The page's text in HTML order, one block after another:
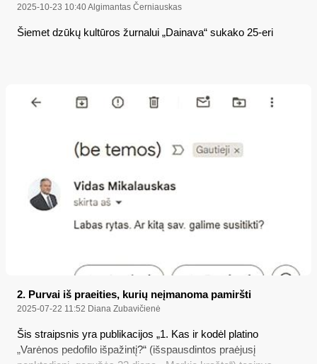
2025-10-23 10:40Algimantas Černiauskas
Šiemet dzūkų kultūros žurnalui „Dainava“ sukako 25-eri
2. Purvai iš praeities, kurių neįmanoma pamiršti
2025-07-22 11:52 Diana Zubavičienė
Šis straipsnis yra publikacijos „1. Kas ir kodėl platino
„Varėnos pedofilo išpažintį?“ (išspausdintos praėjusį